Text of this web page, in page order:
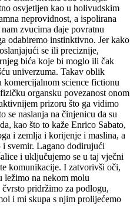
osvjetljen kao u holivudskim
neprovidnost, a ispolirana
zvucima daje povratnu
odabiremo instinktivno. Jer kako
se ili preciznije,
bića koje bi moglo ili čak
univerzuma. Takav oblik
komercijalnom science fictionu
organsku povezanost onom
prizoru što ga vidimo
se naslanja na činjenicu da su
kao što to kaže Enrico Sabato,
i zemlja i korijenje i maslina, a
svemir. Lagano dodirujući
i uključujemo se u taj vječni
komunikacije. I zatvorivši oči,
ležimo na nekom molu
pridržimo za podlogu,
i mi skupa s njim prolijećemo